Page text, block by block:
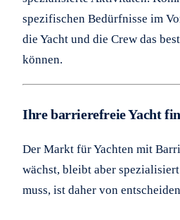
spezifischen Bedürfnisse im
die Yacht und die Crew das
können.
Ihre barrierefreie Yacht
Der Markt für Yachten mit
wächst, bleibt aber
muss, ist daher von